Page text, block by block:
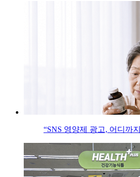
“SNS 영양제 광고, 어디까